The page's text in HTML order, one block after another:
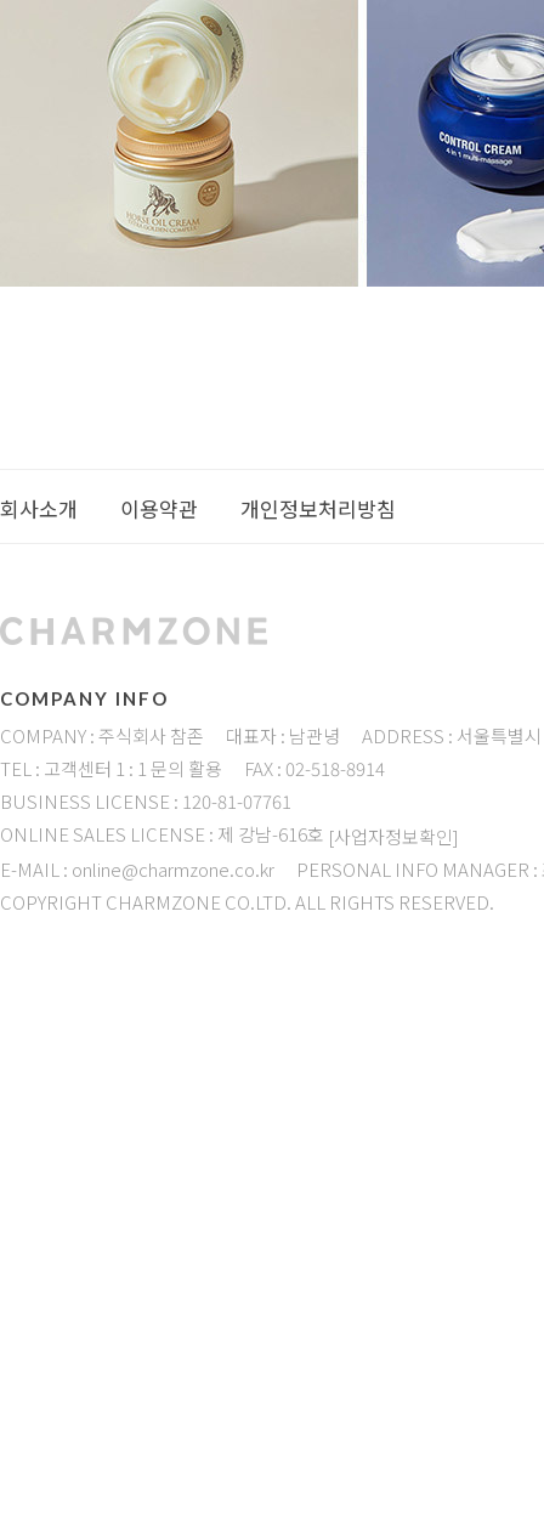
회사소개 이용약관 개인정보처리방침
COMPANY INFO
COMPANY : 주식회사 참존 대표자 : 남관녕
ADDRESS : 서울특별
TEL : 고객센터 1 : 1 문의 활용
FAX : 02-518-8914
BUSINESS LICENSE : 120-81-07761
ONLINE SALES LICENSE : 제 강남-616호 [사업자정보확인]
E-MAIL : online@charmzone.co.kr
PERSONAL INFO MANAGER :
COPYRIGHT CHARMZONE CO.LTD. ALL RIGHTS RESERVED.